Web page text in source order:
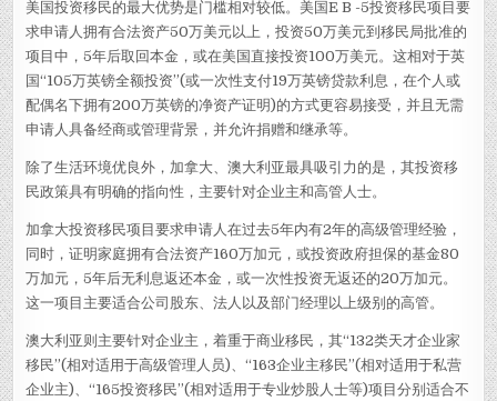
美国投资移民的最大优势是门槛相对较低。美国E B -5投资移民项目要
求申请人拥有合法资产50万美元以上，投资50万美元到移民局批准的
项目中，5年后取回本金，或在美国直接投资100万美元。这相对于英
国“105万英镑全额投资”(或一次性支付19万英镑贷款利息，在个人或
配偶名下拥有200万英镑的净资产证明)的方式更容易接受，并且无需
申请人具备经商或管理背景，并允许捐赠和继承等。
除了生活环境优良外，加拿大、澳大利亚最具吸引力的是，其投资移
民政策具有明确的指向性，主要针对企业主和高管人士。
加拿大投资移民项目要求申请人在过去5年内有2年的高级管理经验，
同时，证明家庭拥有合法资产160万加元，或投资政府担保的基金80
万加元，5年后无利息返还本金，或一次性投资无返还的20万加元。
这一项目主要适合公司股东、法人以及部门经理以上级别的高管。
澳大利亚则主要针对企业主，着重于商业移民，其“132类天才企业家
移民”(相对适用于高级管理人员)、“163企业主移民”(相对适用于私营
企业主)、“165投资移民”(相对适用于专业炒股人士等)项目分别适合不